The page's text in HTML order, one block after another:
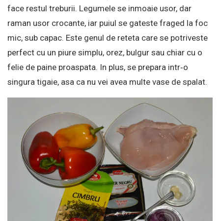
face restul treburii. Legumele se inmoaie usor, dar
raman usor crocante, iar puiul se gateste fraged la foc
mic, sub capac. Este genul de reteta care se potriveste
perfect cu un piure simplu, orez, bulgur sau chiar cu o
felie de paine proaspata. In plus, se prepara intr‑o
singura tigaie, asa ca nu vei avea multe vase de spalat.